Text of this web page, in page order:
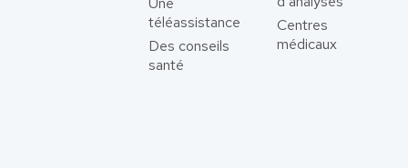
téléassistance
Des conseils
santé
Centres
médicaux